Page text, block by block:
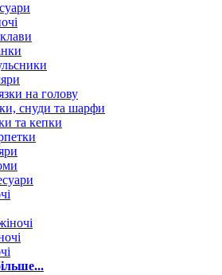
на голову
снуди та шарфи
та кепки